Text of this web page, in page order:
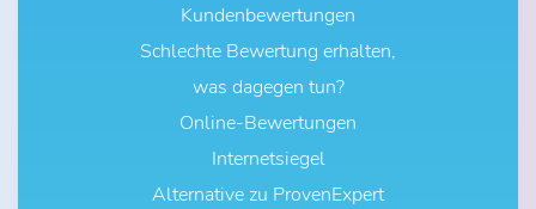
Kundenbewertungen
Schlechte Bewertung erhalten,
was dagegen tun?
Online-Bewertungen
Internetsiegel
Alternative zu ProvenExpert